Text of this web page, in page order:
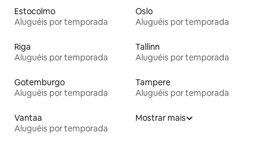
Estocolmo
Aluguéis por temporada
Oslo
Aluguéis por temporada
Riga
Aluguéis por temporada
Tallinn
Aluguéis por temporada
Gotemburgo
Aluguéis por temporada
Tampere
Aluguéis por temporada
Vantaa
Aluguéis por temporada
Mostrar mais